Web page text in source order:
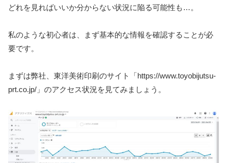
どれを見ればいいか分からない状況に陥る可能性も…。
私のような初心者は、まず基本的な情報を確認することが必
要です。
まずは弊社、東洋美術印刷のサイト「https://www.toyobijutsu-
prt.co.jp/」のアクセス状況を見てみましょう。